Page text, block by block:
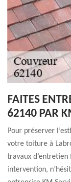
FAITES
62140 PAR
Pour préserver
votre toiture à
travaux d’entretien
intervention,